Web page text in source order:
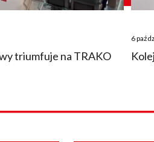
triumfuje na TRAKO
Posted
on
6